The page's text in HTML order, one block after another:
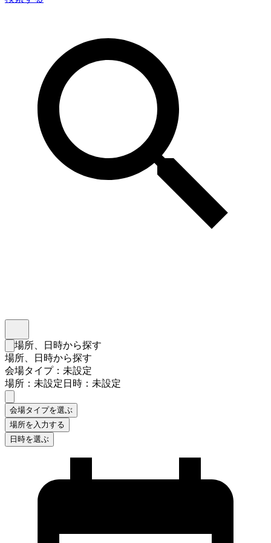
検索フォームを閉じる
場所、日時から探す
場所、日時から探す
会場タイプ：未設定
場所：未設定日時：未設定
会場タイプを選ぶ
場所を入力する
日時を選ぶ